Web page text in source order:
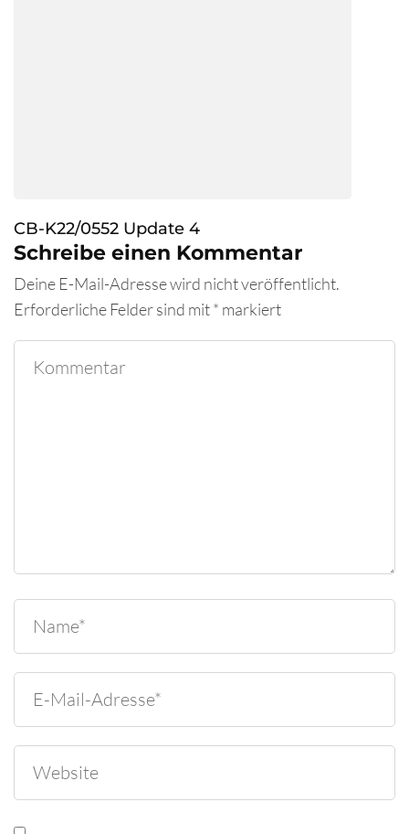
CB-K22/0552 Update 4
Schreibe einen Kommentar
Deine E-Mail-Adresse wird nicht veröffentlicht.
Erforderliche Felder sind mit* markiert